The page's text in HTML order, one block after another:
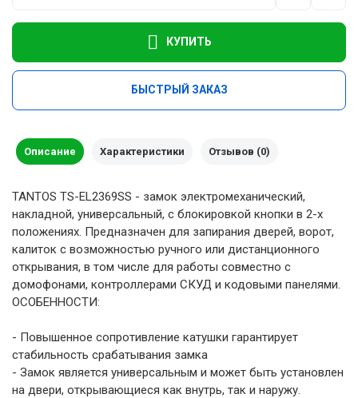
КУПИТЬ
БЫСТРЫЙ ЗАКАЗ
Описание Характеристики Отзывов (0)
TANTOS TS-EL2369SS - замок электромеханический,
накладной, универсальный, с блокировкой кнопки в 2-х
положениях. Предназначен для запирания дверей, ворот,
калиток с возможностью ручного или дистанционного
открывания, в том числе для работы совместно с
домофонами, контроллерами СКУД и кодовыми панелями.
ОСОБЕННОСТИ:
- Повышенное сопротивление катушки гарантирует
стабильность срабатывания замка
- Замок является универсальным и может быть установлен
на двери, открывающиеся как внутрь, так и наружу.